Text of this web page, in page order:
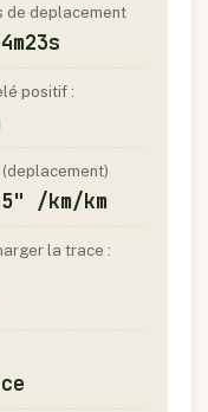
de deplacement
positif :
/km/km
la trace :